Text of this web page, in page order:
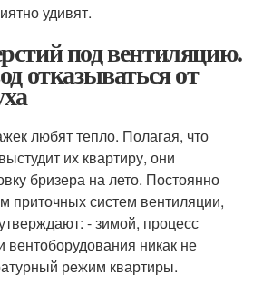
удивят.
под вентиляцию.
отказываться от
любят тепло. Полагая, что
их квартиру, они
бризера на лето. Постоянно
приточных систем вентиляции,
- зимой, процесс
вентоборудования никак не
режим квартиры.